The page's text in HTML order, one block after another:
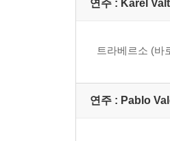
연주 : Karel
트라베르소 (바
연주 : Pablo